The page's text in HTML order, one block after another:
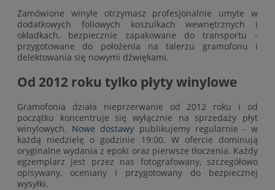
Zamówione winyle otrzymasz profesjonalnie umyte w
dodatkowych foliowych koszulkach wewnętrznych i
okładkach, bezpiecznie zapakowane do transportu -
przygotowane do położenia na talerzu gramofonu i
delektowania się nowymi dźwiękami.
Od 2012 roku tylko płyty winylowe
Gramofonia działa nieprzerwanie od 2012 roku i od
początku koncentruje się wyłącznie na sprzedaży płyt
winylowych. Nowe dostawy publikujemy regularnie - w
każdą niedzielę o godzinie 19:00. W ofercie dominują
oryginalne wydania z epoki oraz pierwsze tłoczenia. Każdy
egzemplarz jest przez nas fotografowany, szczegółowo
opisywany, oceniany i przygotowany do bezpiecznej
wysyłki.